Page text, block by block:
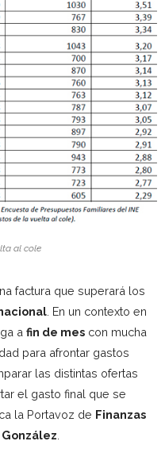
al cole
factura que superará los
. En un contexto en
a fin de mes con mucha
para afrontar gastos
las distintas ofertas
el gasto final que se
la Portavoz de Finanzas